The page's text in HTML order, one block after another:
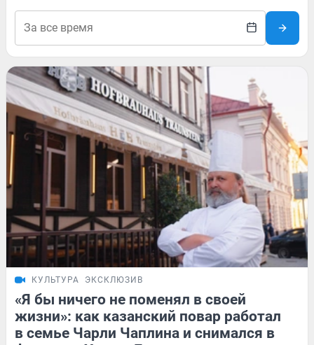
КУЛЬТУРА ЭКСКЛЮЗИВ
«Я бы ничего не поменял в своей
жизни»: как казанский повар работал
в семье Чарли Чаплина и снимался в